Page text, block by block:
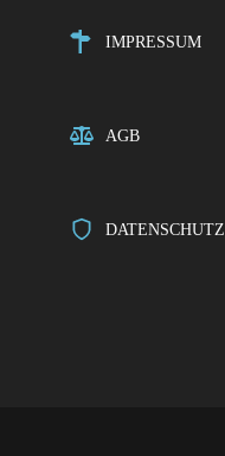
IMPRESSUM
AGB
DATENSCHUTZ